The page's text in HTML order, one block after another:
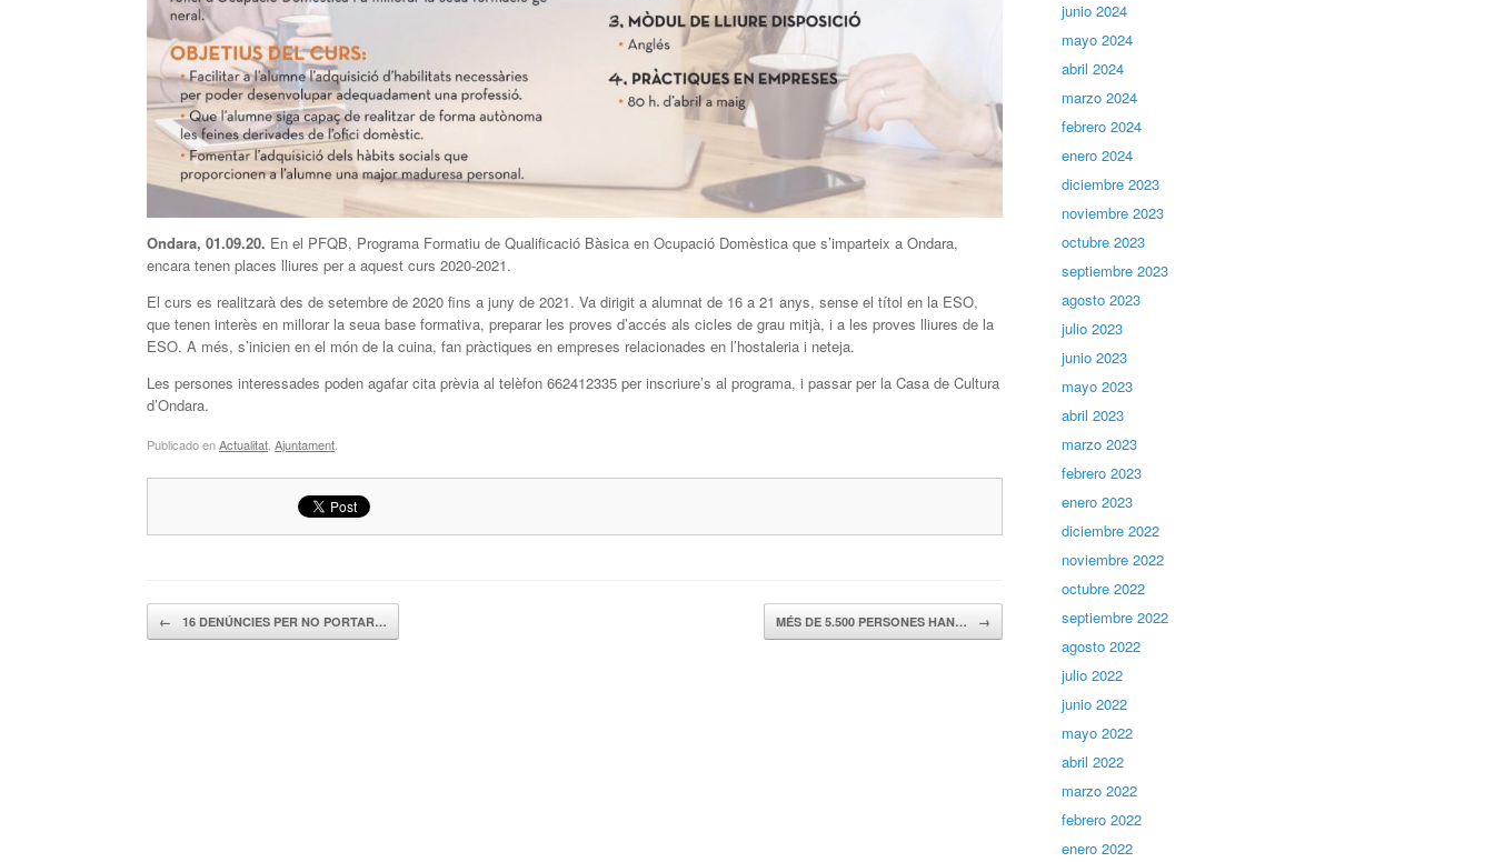
Ondara, 01.09.20. En el PFQB, Programa Formatiu de Qualificació Bàsica en Ocupació Domèstica que s’imparteix a Ondara,
encara tenen places lliures per a aquest curs 2020-2021.
El curs es realitzarà des de setembre de 2020 fins a juny de 2021. Va dirigit a alumnat de 16 a 21 anys, sense el títol en la ESO,
que tenen interès en millorar la seua base formativa, preparar les proves d’accés als cicles de grau mitjà, i a les proves lliures de la
ESO. A més, s’inicien en el món de la cuina, fan pràctiques en empreses relacionades en l’hostaleria i neteja.
Les persones interessades poden agafar cita prèvia al telèfon 662412335 per inscriure’s al programa, i passar per la Casa de Cultura
d’Ondara.
Publicado enActualitat, Ajuntament.
Navegador de artículos
← 16 DENÚNCIES PER NO PORTAR… MÉS DE 5.500 PERSONES HAN… →
junio 2024
mayo 2024
abril 2024
marzo 2024
febrero 2024
enero 2024
diciembre 2023
noviembre 2023
octubre 2023
septiembre 2023
agosto 2023
julio 2023
junio 2023
mayo 2023
abril 2023
marzo 2023
febrero 2023
enero 2023
diciembre 2022
noviembre 2022
octubre 2022
septiembre 2022
agosto 2022
julio 2022
junio 2022
mayo 2022
abril 2022
marzo 2022
febrero 2022
enero 2022